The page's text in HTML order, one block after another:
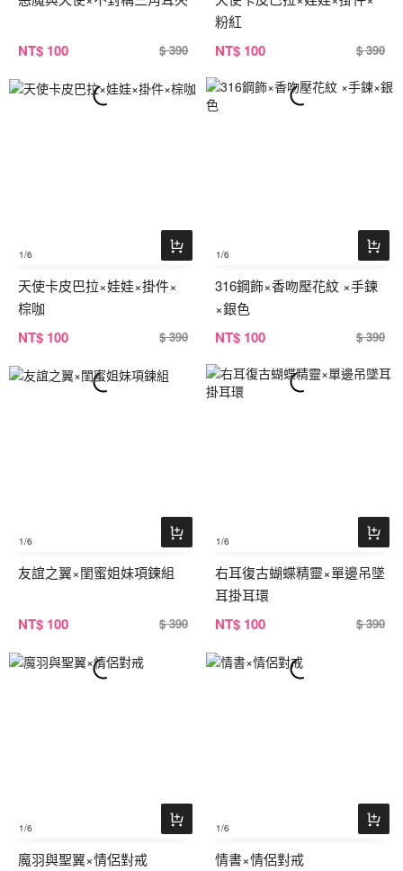
NT$ 100 $ 390
粉紅
NT$ 100 $ 390
1/6
天使卡皮巴拉×娃娃×掛件×
棕咖
NT$ 100 $ 390
1/6
316鋼飾×香吻壓花紋 ×手鍊
×銀色
NT$ 100 $ 390
1/6
友誼之翼×閨蜜姐妹項鍊組
NT$ 100 $ 390
1/6
右耳復古蝴蝶精靈×單邊吊墜
耳掛耳環
NT$ 100 $ 390
1/6
魔羽與聖翼×情侶對戒
1/6
情書×情侶對戒